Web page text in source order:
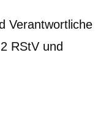
Verantwortliche
RStV und